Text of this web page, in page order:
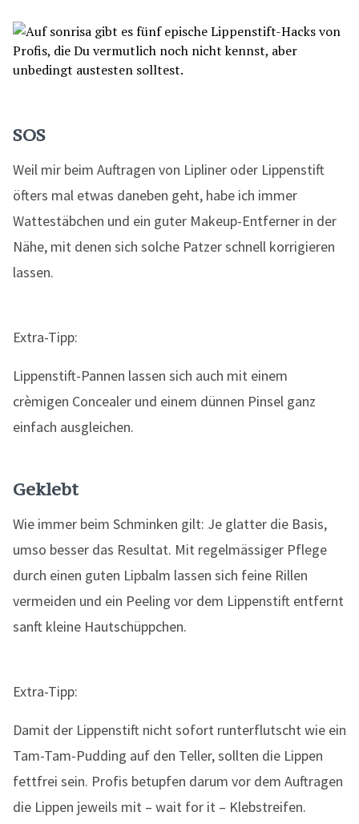
SOS
Weil mir beim Auftragen von Lipliner oder Lippenstift
öfters mal etwas daneben geht, habe ich immer
Wattestäbchen und ein guter Makeup-Entferner in der
Nähe, mit denen sich solche Patzer schnell korrigieren
lassen.
Extra-Tipp:
Lippenstift-Pannen lassen sich auch mit einem
crèmigen Concealer und einem dünnen Pinsel ganz
einfach ausgleichen.
Geklebt
Wie immer beim Schminken gilt: Je glatter die Basis,
umso besser das Resultat. Mit regelmässiger Pflege
durch einen guten Lipbalm lassen sich feine Rillen
vermeiden und ein Peeling vor dem Lippenstift entfernt
sanft kleine Hautschüppchen.
Extra-Tipp:
Damit der Lippenstift nicht sofort runterflutscht wie ein
Tam-Tam-Pudding auf den Teller, sollten die Lippen
fettfrei sein. Profis betupfen darum vor dem Auftragen
die Lippen jeweils mit – wait for it – Klebstreifen.